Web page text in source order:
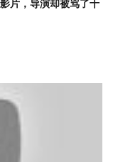
片，导演却被骂了十